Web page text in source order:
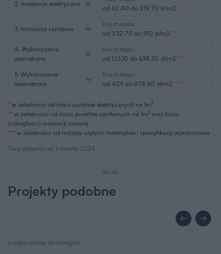
Ceny aktualne na: II kwartał 2024
2. Instalacje elektryczne
od 62,40 do 219,70 zł/m2 *
3. Instalacje sanitarne
Koszt etapu
od 232,70 do 910 zł/m2 **
4. Wykończenie
zewnętrzne
Koszt etapu
od 126,10 do 638,30 zł/m2 ***
5. Wykończenie
wewnętrzne
Koszt etapu
od 429 do 878,80 zł/m2 ***
* w zależności od ilości punktów elektrycznych na 1m2
** w zależności od ilości punktów sanitarnych na 1m2 oraz ilości
(odległości) instalacji rurowej
*** w zależności od rodzaju użytych meteriałów i specyfikacji wykończenia
REKLAMA
Projekty podobne
Livigno należy do kategorii: